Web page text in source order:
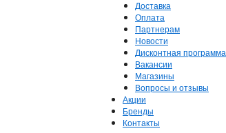
Доставка
Оплата
Партнерам
Новости
Дисконтная программа
Вакансии
Магазины
Вопросы и отзывы
Акции
Бренды
Контакты